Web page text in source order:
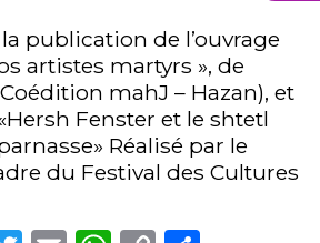
publication de l’ouvrage
artistes martyrs », de
mahJ – Hazan), et
Fenster et le shtetl
Réalisé par le
du Festival des Cultures